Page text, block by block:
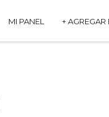
MI PANEL + AGREGAR